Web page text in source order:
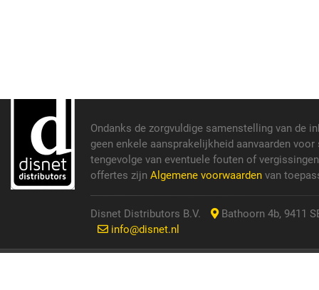
Ondanks de zorgvuldige samenstelling van de
geen enkele aansprakelijkheid aanvaarden
tengevolge van eventuele fouten of
offertes zijn Algemene voorwaarden van
Disnet Distributors B.V.
Bathoorn 4b, 9411
info@disnet.nl